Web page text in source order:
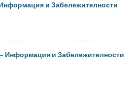
и Забележителности
Информация и Забележителности